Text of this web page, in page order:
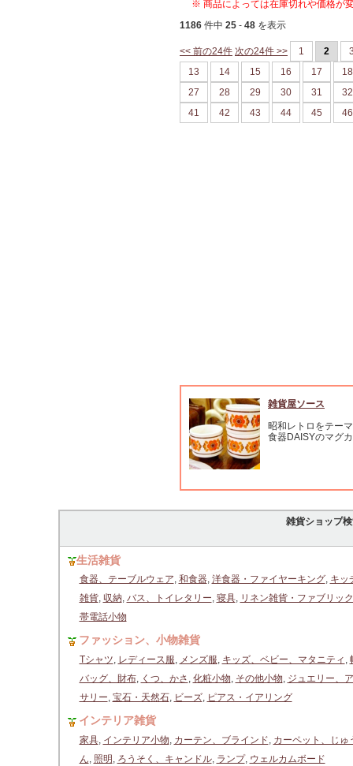
※ 商品によっては在庫切れや価格が
1186 件中 25 - 48 を表示
<< 前の24件 次の24件 >> 1 2
13
14 15 16 17
18
27
28 29 30 31
32
41
42 43 44 45 46
雑貨屋ソース
昭和レトロをテー
食器DAISYのマグ
雑貨ショップ
生活雑貨
食器、テーブルウェア, 和食器, 洋食器・ファイヤーキング, キッ
雑貨, 収納, バス、トイレタリー, 寝具, リネン雑貨・ファブリック
帯電話小物
ファッション、小物雑貨
Tシャツ, レディース服, メンズ服, キッズ、ベビー、マタニティ ,
バッグ、財布, くつ、かさ , 化粧小物, その他小物, ジュエリー、
サリー, 宝石・天然石, ビーズ, ピアス・イアリング
インテリア雑貨
家具, インテリア小物, カーテン、ブラインド, カーペット、じゅ
ん, 照明 , ろうそく、キャンドル, ランプ, ウェルカムボード